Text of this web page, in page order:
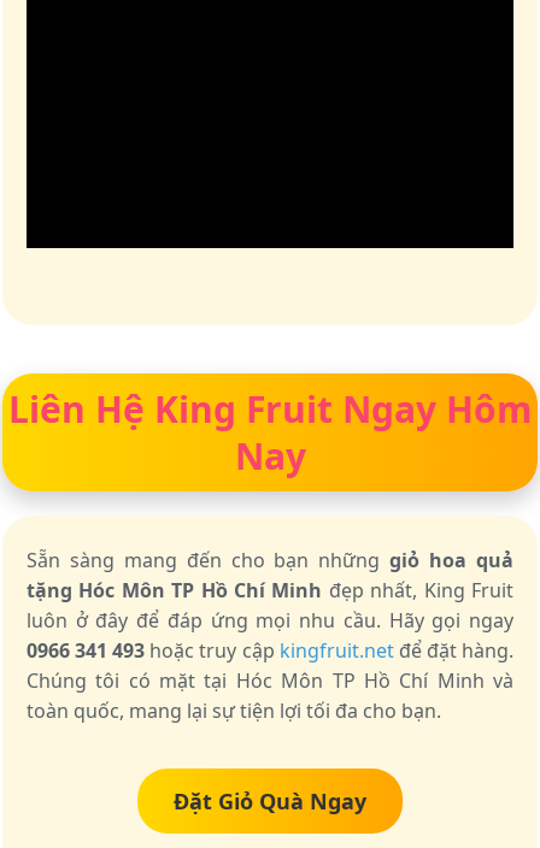
Liên Hệ King Fruit Ngay Hôm
Nay
Sẵn sàng mang đến cho bạn nhữnggiỏ hoa quả
tặng Hóc Môn TP Hồ Chí Minh đẹp nhất, King Fruit
luôn ở đây để đáp ứng mọi nhu cầu. Hãy gọi ngay
0966 341 493 hoặc truy cập kingfruit.netđể đặt hàng.
Chúng tôi có mặt tại Hóc Môn TP Hồ Chí Minh và
toàn quốc, mang lại sự tiện lợi tối đa cho bạn.
Đặt Giỏ Quà Ngay